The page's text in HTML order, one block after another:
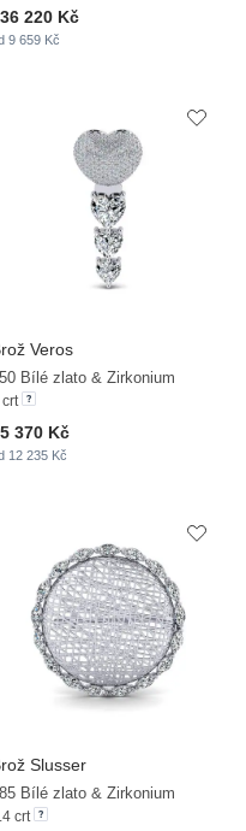
220 Kč
9 659 Kč
Veros
Bílé zlato & Zirkonium
crt
370 Kč
12 235 Kč
Slusser
Bílé zlato & Zirkonium
crt